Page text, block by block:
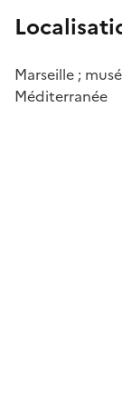
Marseille ;
Méditerranée